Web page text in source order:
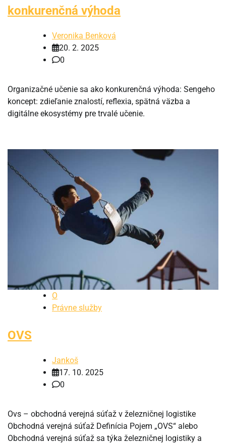
konkurenčná výhoda
Veronika Benková
20. 2. 2025
0
Organizačné učenie sa ako konkurenčná výhoda: Sengeho
koncept: zdieľanie znalostí, reflexia, spätná väzba a
digitálne ekosystémy pre trvalé učenie.
O
Právne služby
OVS
Jankoš
17. 10. 2025
0
Ovs – obchodná verejná súťaž v železničnej logistike
Obchodná verejná súťaž Definícia Pojem „OVS“ alebo
Obchodná verejná súťaž sa týka železničnej logistiky a